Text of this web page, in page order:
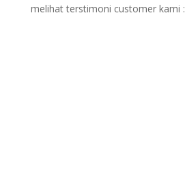
melihat terstimoni customer kami :